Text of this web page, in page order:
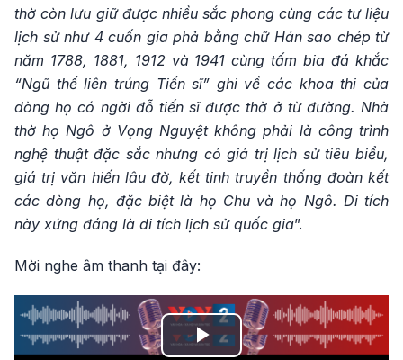
thờ còn lưu giữ được nhiều sắc phong cùng các tư liệu
lịch sử như 4 cuốn gia phả bằng chữ Hán sao chép từ
năm 1788, 1881, 1912 và 1941 cùng tấm bia đá khắc
“Ngũ thế liên trúng Tiến sĩ” ghi về các khoa thi của
dòng họ có ngời đỗ tiến sĩ được thờ ở từ đường. Nhà
thờ họ Ngô ở Vọng Nguyệt không phải là công trình
nghệ thuật đặc sắc nhưng có giá trị lịch sử tiêu biểu,
giá trị văn hiến lâu đờ, kết tinh truyền thống đoàn kết
các dòng họ, đặc biệt là họ Chu và họ Ngô. Di tích
này xứng đáng là di tích lịch sử quốc gia”.
Mời nghe âm thanh tại đây: